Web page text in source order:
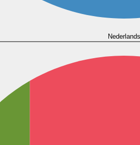
Nederlands